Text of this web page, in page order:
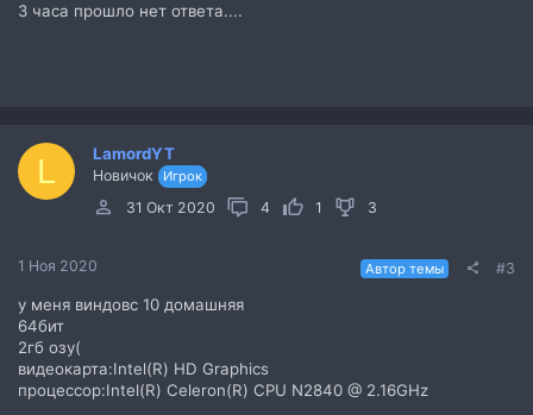
3 часа прошло нет ответа....
L LamordYT
Новичок Игрок
31 Окт 2020 4 1 3
1 Ноя 2020 Автор темы #3
у меня виндовс 10 домашняя
64бит
2гб озу(
видеокарта:Intel(R) HD Graphics
процессор:Intel(R) Celeron(R) CPU N2840 @ 2.16GHz